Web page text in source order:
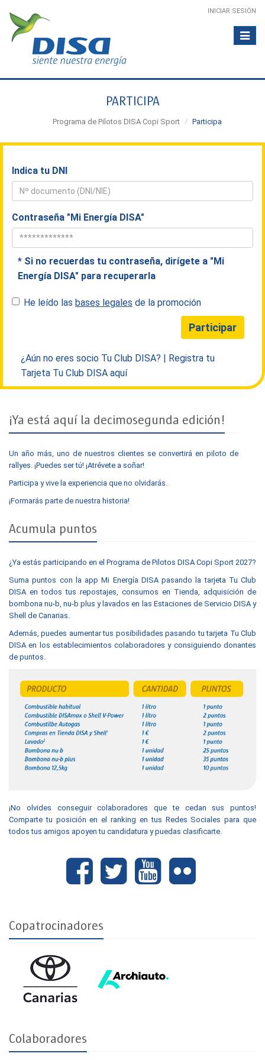
INICIAR SESIÓN
Toggle
PARTICIPA
Programa de Pilotos DISA Copi Sport Participa
Indica tu DNI
Contraseña "Mi Energía DISA"
* Si no recuerdas tu contraseña, dirígete a "Mi
Energía DISA" para recuperarla
He leído las bases legales de la promoción
¿Aún no eres socio Tu Club DISA? | Registra tu
Tarjeta Tu Club DISA aquí
¡Ya está aquí la decimosegunda edición!
Un año más, uno de nuestros clientes se convertirá en piloto de
rallyes. ¡Puedes ser tú! ¡Atrévete a soñar!
Participa y vive la experiencia que no olvidarás.
¡Formarás parte de nuestra historia!
Acumula puntos
¿Ya estás participando en el Programa de Pilotos DISA Copi Sport 2027?
Suma puntos con la app Mi Energía DISA pasando la tarjeta Tu Club
DISA en todos tus repostajes, consumos en Tienda, adquisición de
bombona nu-b, nu-b plus y lavados en las Estaciones de Servicio DISA y
Shell de Canarias.
Además, puedes aumentar tus posibilidades pasando tu tarjeta Tu Club
DISA en los establecimientos colaboradores y consiguiendo donantes
de puntos.
¡No olvides conseguir colaboradores que te cedan sus puntos!
Comparte tu posición en el ranking en tus Redes Sociales para que
todos tus amigos apoyen tu candidatura y puedas clasificarte.
Copatrocinadores
Colaboradores